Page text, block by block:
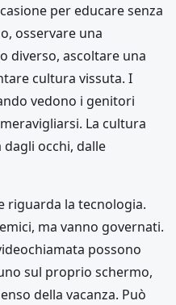
per educare senza
osservare una
diverso, ascoltare una
cultura vissuta. I
vedono i genitori
La cultura
occhi, dalle
riguarda la tecnologia.
ma vanno governati.
possono
sul proprio schermo,
della vacanza. Può